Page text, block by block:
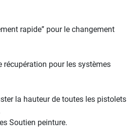
rapide” pour le changement
récupération pour les systèmes
la hauteur de toutes les pistolets
Soutien peinture.